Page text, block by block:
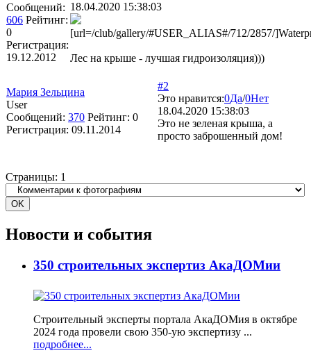
Сообщений:
606 Рейтинг:
0
Регистрация:
19.12.2012
18.04.2020 15:38:03
[url=/club/gallery/#USER_ALIAS#/712/2857/
Лес на крыше - лучшая гидроизоляция)))
Мария Зельцина
User
Сообщений: 370 Рейтинг: 0
Регистрация: 09.11.2014
#2
Это нравится:0Да/0Нет
18.04.2020 15:38:03
Это не зеленая крыша, а
просто заброшенный дом!
Страницы: 1
Новости и события
350 строительных экспертиз АкаДОМии
Строительный эксперты портала АкаДОМия в октябре
2024 года провели свою 350-ую экспертизу ...
подробнее...